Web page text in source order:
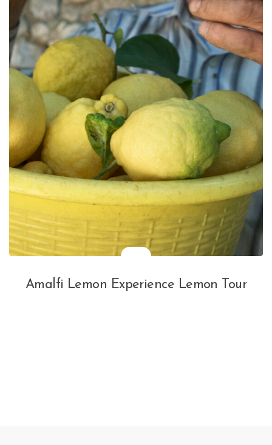
Amalfi Lemon Experience Lemon Tour